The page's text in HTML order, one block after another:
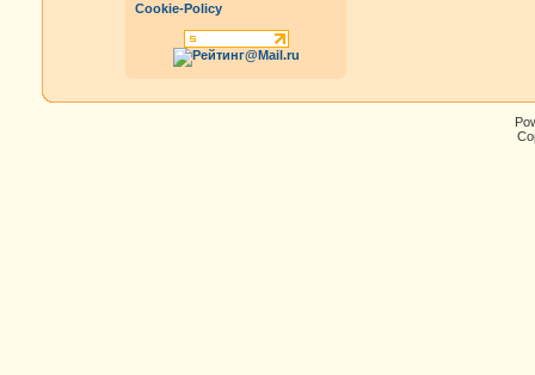
Cookie-Policy